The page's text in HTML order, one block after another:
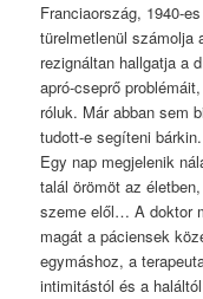
Franciaország, 1940-
türelmetlenül számolja
rezignáltan hallgatja a
apró-cseprő
róluk. Már abban sem
tudott-e segíteni bárkin.
Egy nap megjelenik
talál örömöt az
szeme elől… A doktor
magát a páciensek
egymáshoz, a
intimitástól és a